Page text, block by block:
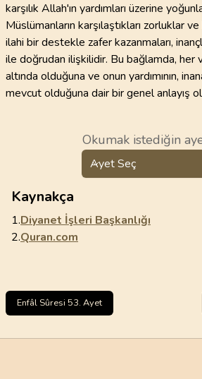
karşılık Allah'ın yardımları üzerine
Müslümanların karşılaştıkları zorluklar
ilahi bir destekle zafer kazanmaları,
ile doğrudan ilişkilidir. Bu bağlamda, her
altında olduğuna ve onun yardımının,
mevcut olduğuna dair bir genel anlayış
Okumak istediğin
Ayet Seç
Kaynakça
1.Diyanet İşleri Başkanlığı
2.Quran.com
Enfâl Sûresi 53. Ayet